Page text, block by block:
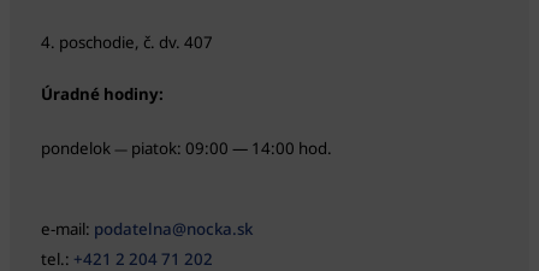
4. poschodie, č. dv. 407
Úradné hodiny:
pondelok — piatok: 09:00 — 14:00 hod.
e-mail: podatelna@nocka.sk
tel.: +421 2 204 71 202